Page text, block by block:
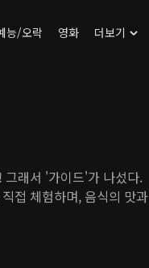
능/오락 영화 더보기
그래서 '가이드'가 나섰다.
접 체험하며, 음식의 맛과